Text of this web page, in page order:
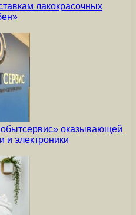
лакокрасочных
оказывающей
и электроники